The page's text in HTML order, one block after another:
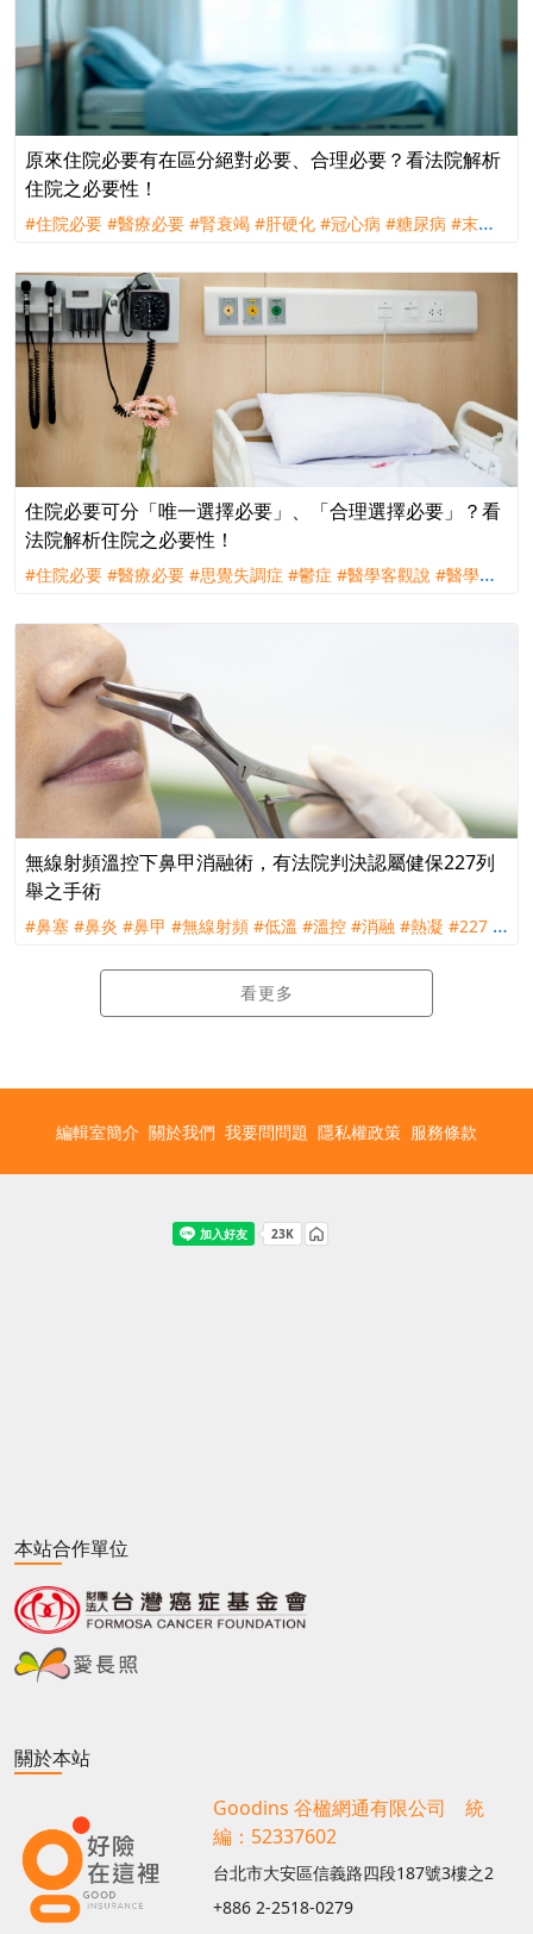
原來住院必要有在區分絕對必要、合理必要？看法院解析
住院之必要性！
#住院必要 #醫療必要 #腎衰竭 #肝硬化 #冠心病 #糖尿病 #末期
新光人壽
住院必要可分「唯一選擇必要」、「合理選擇必要」？看
法院解析住院之必要性！
#住院必要 #醫療必要 #思覺失調症 #鬱症 #醫學客觀說 #醫學主
無線射頻溫控下鼻甲消融術，有法院判決認屬健保227列
舉之手術
#鼻塞 #鼻炎 #鼻甲 #無線射頻 #低溫 #溫控 #消融 #熱凝 #227 #
看更多
編輯室簡介 關於我們 我要問問題 隱私權政策 服務條款
本站合作單位
關於本站
Goodins 谷楹網通有限公司 統
編：52337602
台北市大安區信義路四段187號3樓之2
+886 2-2518-0279